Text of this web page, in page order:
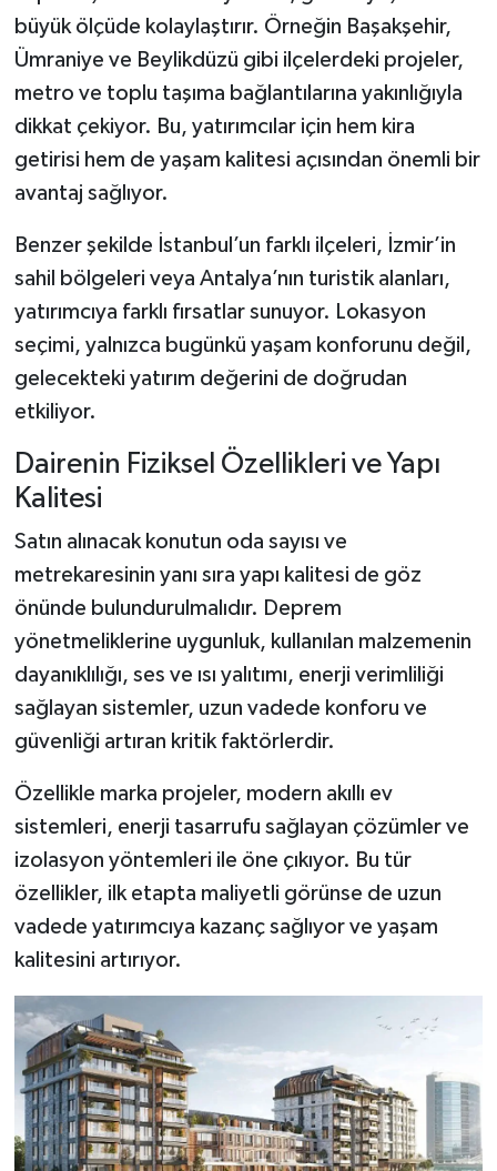
büyük ölçüde kolaylaştırır. Örneğin Başakşehir,
Ümraniye ve Beylikdüzü gibi ilçelerdeki projeler,
metro ve toplu taşıma bağlantılarına yakınlığıyla
dikkat çekiyor. Bu, yatırımcılar için hem kira
getirisi hem de yaşam kalitesi açısından önemli bir
avantaj sağlıyor.
Benzer şekilde İstanbul’un farklı ilçeleri, İzmir’in
sahil bölgeleri veya Antalya’nın turistik alanları,
yatırımcıya farklı fırsatlar sunuyor. Lokasyon
seçimi, yalnızca bugünkü yaşam konforunu değil,
gelecekteki yatırım değerini de doğrudan
etkiliyor.
Dairenin Fiziksel Özellikleri ve Yapı
Kalitesi
Satın alınacak konutun oda sayısı ve
metrekaresinin yanı sıra yapı kalitesi de göz
önünde bulundurulmalıdır. Deprem
yönetmeliklerine uygunluk, kullanılan malzemenin
dayanıklılığı, ses ve ısı yalıtımı, enerji verimliliği
sağlayan sistemler, uzun vadede konforu ve
güvenliği artıran kritik faktörlerdir.
Özellikle marka projeler, modern akıllı ev
sistemleri, enerji tasarrufu sağlayan çözümler ve
izolasyon yöntemleri ile öne çıkıyor. Bu tür
özellikler, ilk etapta maliyetli görünse de uzun
vadede yatırımcıya kazanç sağlıyor ve yaşam
kalitesini artırıyor.